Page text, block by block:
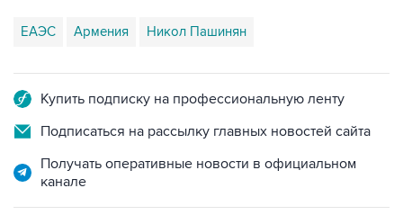
ЕАЭС Армения Никол Пашинян
Купить подписку на профессиональную ленту
Подписаться на рассылку главных новостей сайта
Получать оперативные новости в официальном
канале